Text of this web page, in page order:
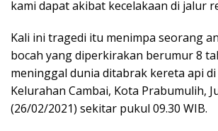
o
k
p
p
n
k
g
kami dapat akibat kecelakaan di jalur
Kali ini tragedi itu menimpa seorang
bocah yang diperkirakan berumur 8
meninggal dunia ditabrak kereta api di
Kelurahan Cambai, Kota Prabumulih,
(26/02/2021) sekitar pukul 09.30 WIB.